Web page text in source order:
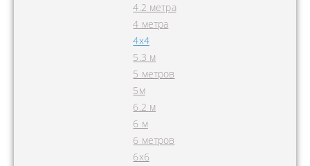
4.2 метра
4 метра
4x4
5.3 м
5 метров
5м
6.2 м
6 м
6 метров
6х6